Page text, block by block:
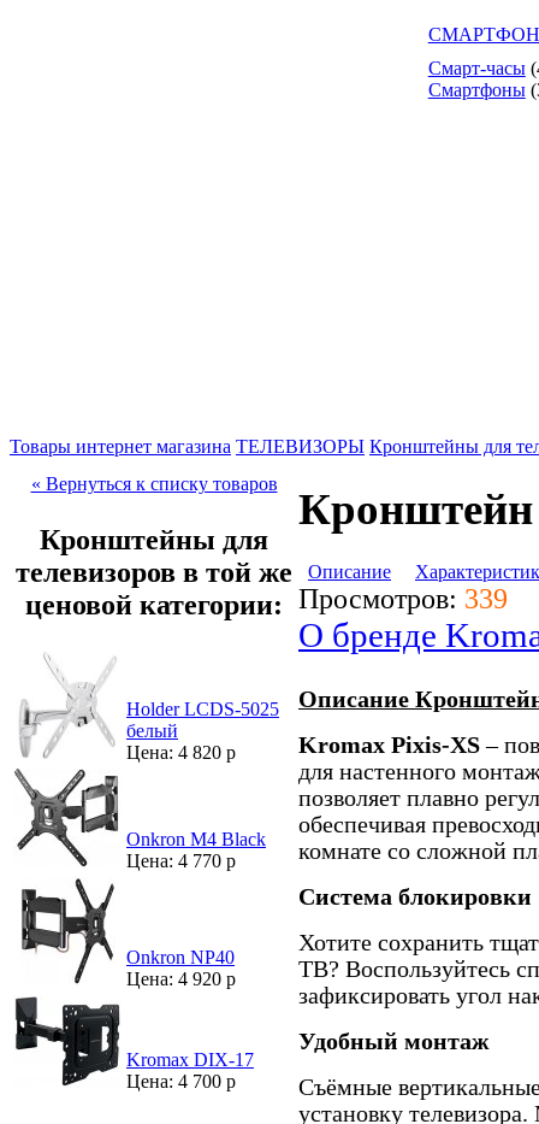
Смарт-часы
Смартфоны
Товары интернет магазина ТЕЛЕВИЗОРЫ Кронштейны для
« Вернуться к списку товаров
Кронштейны для
телевизоров в той же
ценовой категории:
Holder LCDS-5025
белый
Цена: 4 820 р
Onkron M4 Black
Цена: 4 770 р
Onkron NP40
Цена: 4 920 р
Kromax DIX-17
Цена: 4 700 р
Описание
Просмотров: 339
О бренде
Описание
Kromax Pixis-XS–
для настенного
позволяет плавно
обеспечивая
комнате со сложной
Система блокировки
Хотите сохранить
ТВ? Воспользуйтесь
зафиксировать угол
Удобный монтаж
Съёмные
установку